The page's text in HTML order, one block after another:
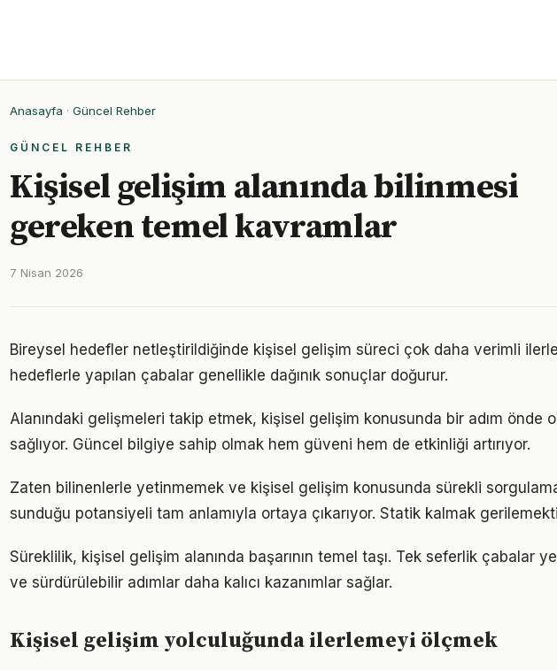
Anasayfa · Güncel Rehber
GÜNCEL REHBER
Kişisel gelişim alanında bilinmesi
gereken temel kavramlar
7 Nisan 2026
Bireysel hedefler netleştirildiğinde kişisel gelişim süreci çok daha verimli
hedeflerle yapılan çabalar genellikle dağınık sonuçlar doğurur.
Alanındaki gelişmeleri takip etmek, kişisel gelişim konusunda bir adım önde
sağlıyor. Güncel bilgiye sahip olmak hem güveni hem de etkinliği artırıyor.
Zaten bilinenlerle yetinmemek ve kişisel gelişim konusunda sürekli
sunduğu potansiyeli tam anlamıyla ortaya çıkarıyor. Statik kalmak
Süreklilik, kişisel gelişim alanında başarının temel taşı. Tek seferlik çabalar
ve sürdürülebilir adımlar daha kalıcı kazanımlar sağlar.
Kişisel gelişim yolculuğunda ilerlemeyi ölçmek